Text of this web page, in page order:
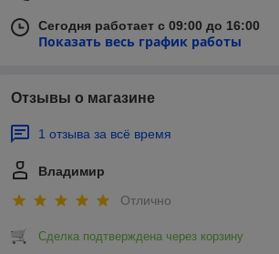
Сегодня работает с 09:00 до 16:00
Показать весь график работы
Отзывы о магазине
1 отзыва за всё время
Владимир
Отлично
Сделка подтверждена через корзину